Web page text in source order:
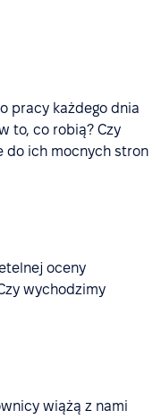
pracy każdego dnia
to, co robią? Czy
do ich mocnych stron
oceny
wychodzimy
wiążą z nami